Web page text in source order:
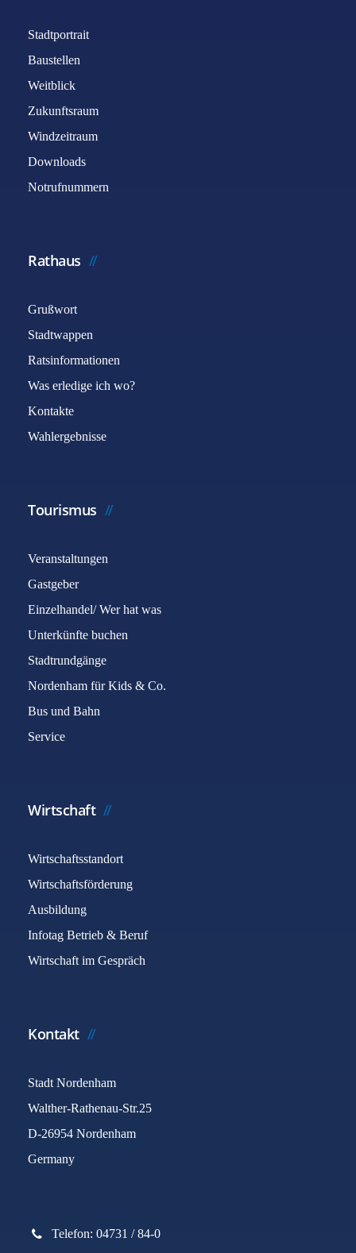
Stadtportrait
Baustellen
Weitblick
Zukunftsraum
Windzeitraum
Downloads
Notrufnummern
Rathaus
Grußwort
Stadtwappen
Ratsinformationen
Was erledige ich wo?
Kontakte
Wahlergebnisse
Tourismus
Veranstaltungen
Gastgeber
Einzelhandel/ Wer hat was
Unterkünfte buchen
Stadtrundgänge
Nordenham für Kids & Co.
Bus und Bahn
Service
Wirtschaft
Wirtschaftsstandort
Wirtschaftsförderung
Ausbildung
Infotag Betrieb & Beruf
Wirtschaft im Gespräch
Kontakt
Stadt Nordenham
Walther-Rathenau-Str.25
D-26954 Nordenham
Germany
Telefon: 04731 / 84-0